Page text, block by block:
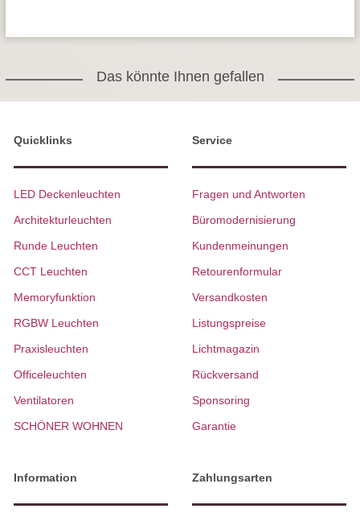
Das könnte Ihnen gefallen
Quicklinks
LED Deckenleuchten
Architekturleuchten
Runde Leuchten
CCT Leuchten
Memoryfunktion
RGBW Leuchten
Praxisleuchten
Officeleuchten
Ventilatoren
SCHÖNER WOHNEN
Service
Fragen und Antworten
Büromodernisierung
Kundenmeinungen
Retourenformular
Versandkosten
Listungspreise
Lichtmagazin
Rückversand
Sponsoring
Garantie
Information Zahlungsarten